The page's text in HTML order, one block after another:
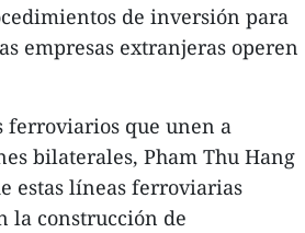
de inversión para
empresas extranjeras operen
ferroviarios que unen a
bilaterales, Pham Thu Hang
estas líneas ferroviarias
la construcción de